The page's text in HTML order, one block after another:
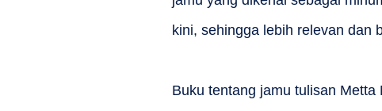
kini, sehingga lebih relevan dan
Buku tentang jamu tulisan